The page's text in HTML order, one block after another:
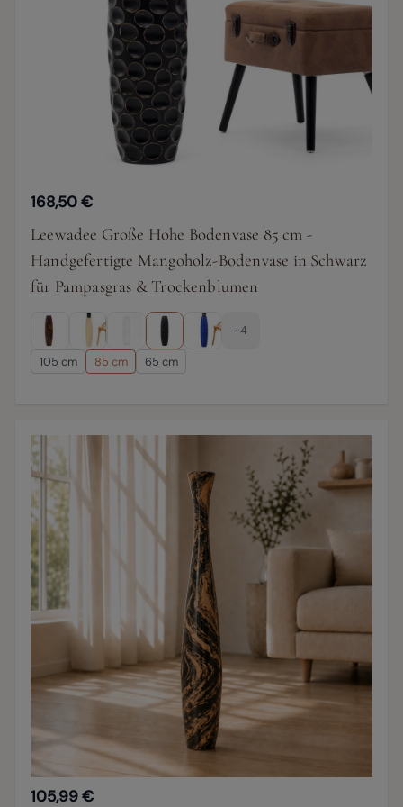
168,50 €
Leewadee Große Hohe Bodenvase 85 cm -
Handgefertigte Mangoholz-Bodenvase in Schwarz
für Pampasgras & Trockenblumen
+4
105 cm 85 cm 65 cm
105,99 €